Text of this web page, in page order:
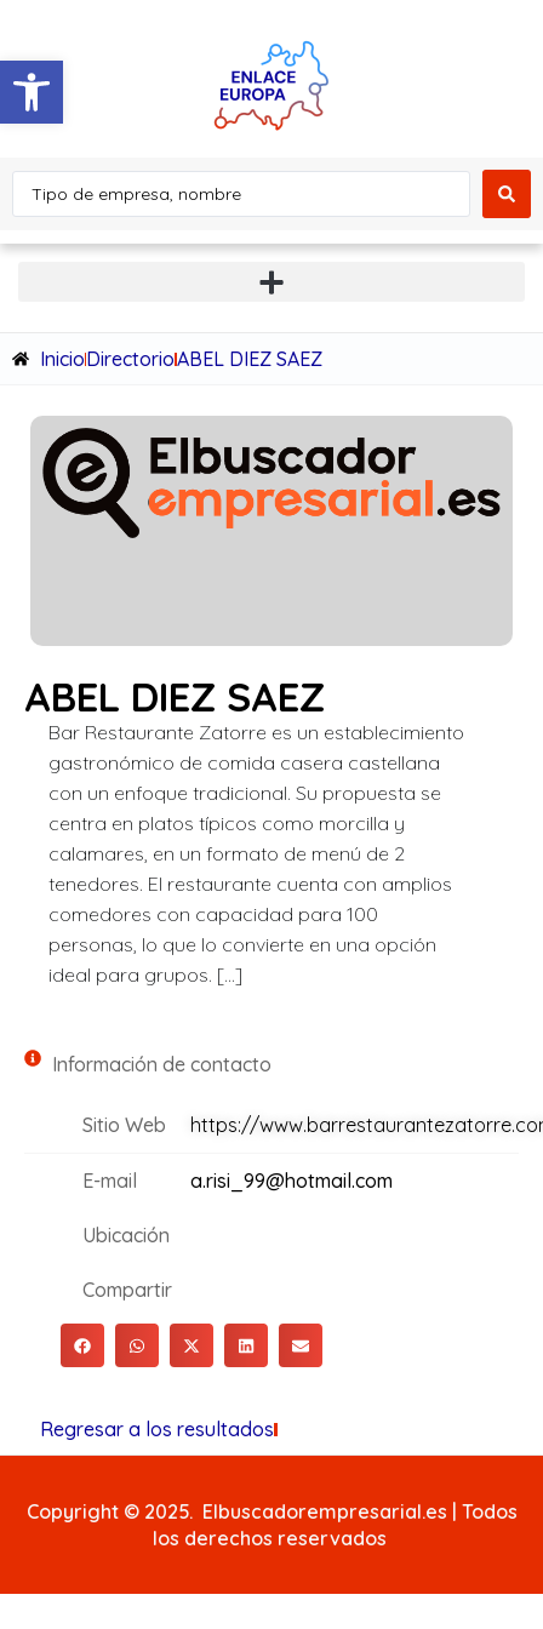
Abrir barra de herramientas
InicioDirectorioABEL DIEZ SAEZ
ABEL DIEZ SAEZ
Bar Restaurante Zatorre es un establecimiento
gastronómico de comida casera castellana
con un enfoque tradicional. Su propuesta se
centra en platos típicos como morcilla y
calamares, en un formato de menú de 2
tenedores. El restaurante cuenta con amplios
comedores con capacidad para 100
personas, lo que lo convierte en una opción
ideal para grupos. […]
Información de contacto
Sitio Web https://
E-mail a.risi_99@hotmail.com
Ubicación
Compartir
Regresar a los resultados
Copyright © 2025. Elbuscadorempresarial.es | Todos
los derechos reservados